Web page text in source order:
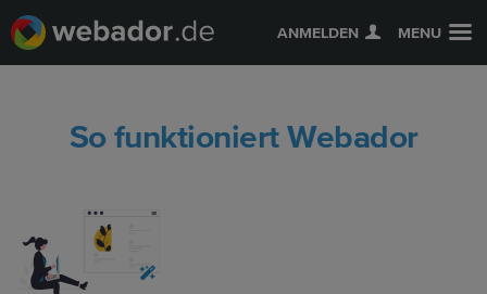
ANMELDEN MENU
So funktioniert Webador